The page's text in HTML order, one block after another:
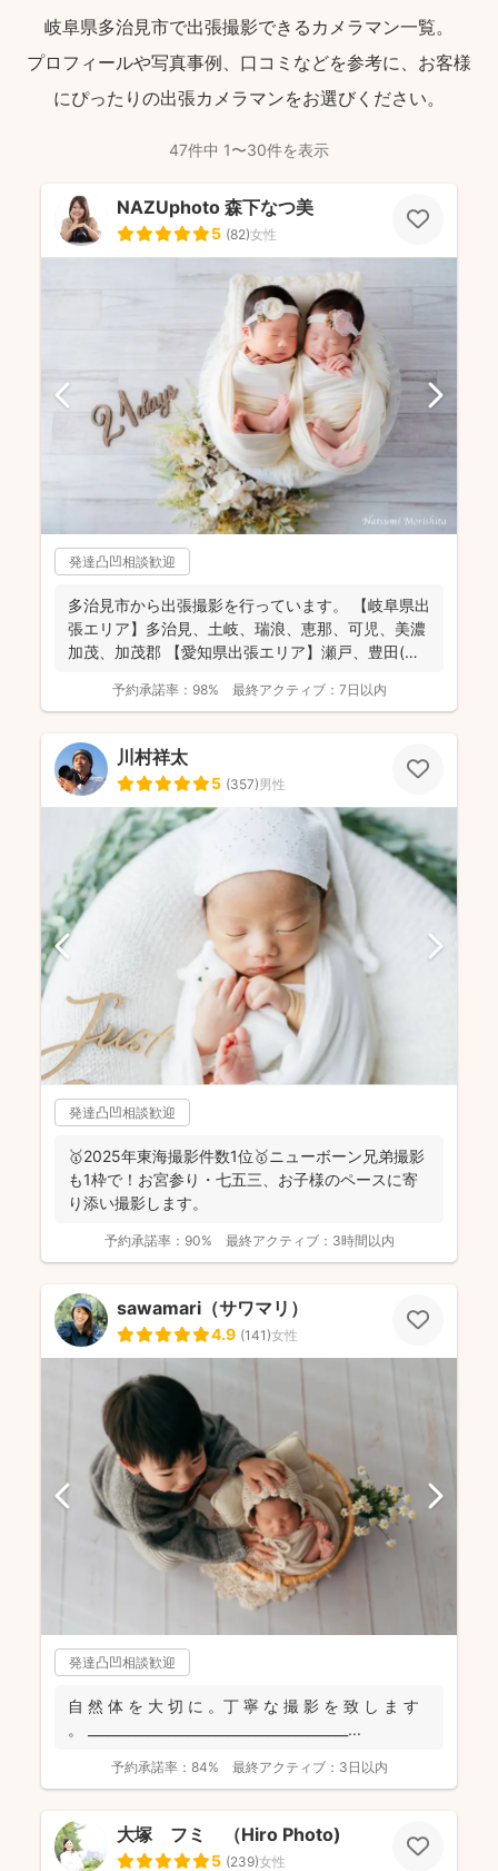
岐阜県多治見市で出張撮影できるカメラマン一覧。
プロフィールや写真事例、口コミなどを参考に、お客様
にぴったりの出張カメラマンをお選びください。
47件中 1〜30件を表示
NAZUphoto 森下なつ美
5 (82)女性
発達凸凹相談歓迎
多治見市から出張撮影を行っています。 【岐阜県出
張エリア】多治見、土岐、瑞浪、恵那、可児、美濃
加茂、加茂郡 【愛知県出張エリア】瀬戸、豊田(北
予約承諾率： 98% 最終アクティブ： 7日以内
川村祥太
5 (357)男性
発達凸凹相談歓迎
🥇2025年東海撮影件数1位🥇ニューボーン兄弟撮影
も1枠で！お宮参り・七五三、お子様のペースに寄
り添い撮影します。
予約承諾率： 90% 最終アクティブ： 3時間以内
sawamari（サワマリ）
4.9 (141)女性
発達凸凹相談歓迎
自 然 体 を 大 切 に 。丁 寧 な 撮 影 を 致 し ま す
。 _______________________________________...
予約承諾率： 84% 最終アクティブ： 3日以内
大塚 フミ （Hiro Photo)
5 (239)女性